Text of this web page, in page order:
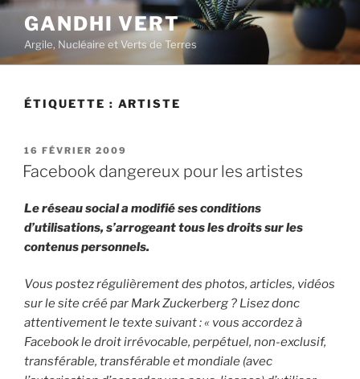
Aller
contenu
principal
GANDHI VERT
Argile, Nucléaire et Verts de Terres
ÉTIQUETTE : ARTISTE
PUBLIÉ
LE
16 FÉVRIER 2009
Facebook dangereux pour les artistes
Le réseau social a modifié ses conditions
d’utilisations, s’arrogeant tous les droits sur les
contenus personnels.
Vous postez régulièrement des photos, articles, vidéos
sur le site créé par Mark Zuckerberg ? Lisez donc
attentivement le texte suivant : « vous accordez à
Facebook le droit irrévocable, perpétuel, non-exclusif,
transférable, transférable et mondiale (avec